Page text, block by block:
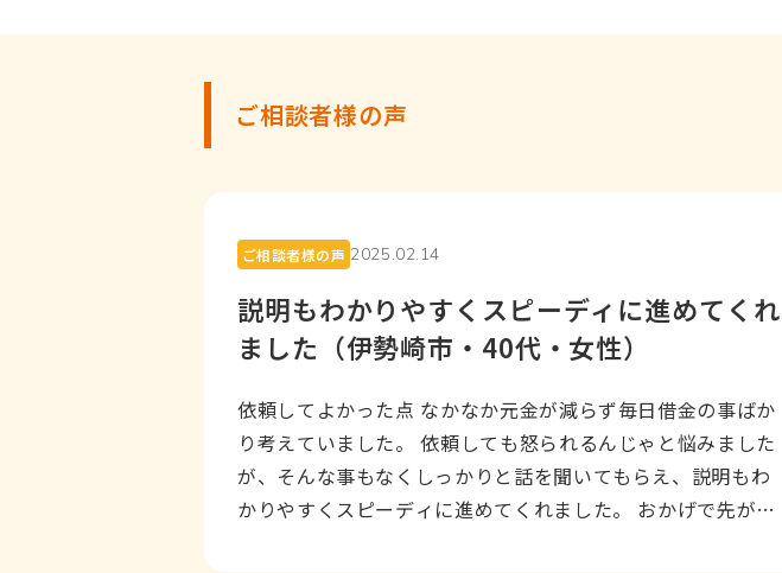
ご相談者様の声
ご相談者様の声 2025.02.14
説明もわかりやすくスピーディに進めてくれ
ました（伊勢崎市・40代・女性）
依頼してよかった点 なかなか元金が減らず毎日借金の事ばか
り考えていました。 依頼しても怒られるんじゃと悩みました
が、そんな事もなくしっかりと話を聞いてもらえ、説明もわ
かりやすくスピーディに進めてくれました。 おかげで先が見